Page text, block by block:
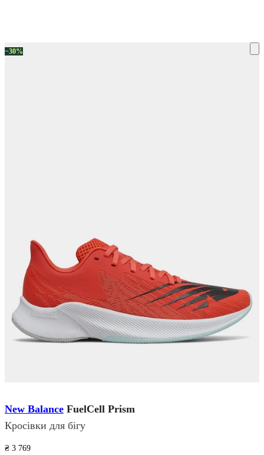
−30%
New Balance FuelCell Prism
Кросівки для бігу
₴ 3 769